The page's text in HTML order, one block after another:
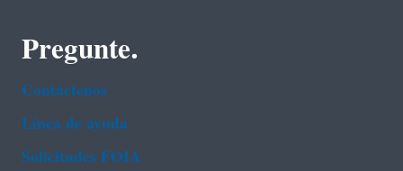
Pregunte.
Contáctenos
Línea de ayuda
Solicitudes FOIA